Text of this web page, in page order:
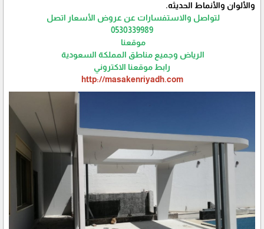
والألوان والأنماط الحديثه.
لتواصل والاستفسارات عن عروض الأسعار اتصل
0530339989
موقعنا
الرياض وجميع مناطق المملكة السعودية
رابط موقعنا الاكتروني
http://masakenriyadh.com